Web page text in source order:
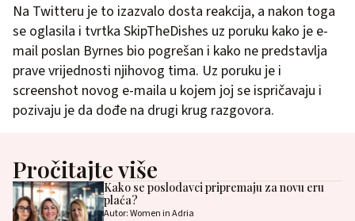
Na Twitteru je to izazvalo dosta reakcija, a nakon toga
se oglasila i tvrtka SkipTheDishes uz poruku kako je e-
mail poslan Byrnes bio pogrešan i kako ne predstavlja
prave vrijednosti njihovog tima. Uz poruku je i
screenshot novog e-maila u kojem joj se ispričavaju i
pozivaju je da dođe na drugi krug razgovora.
Pročitajte više
Kako se poslodavci pripremaju za novu eru
plaća?
Autor: Women in Adria